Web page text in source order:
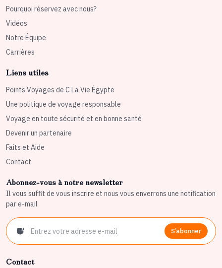
Pourquoi réservez avec nous?
Vidéos
Notre Équipe
Carrières
Liens utiles
Points Voyages de C La Vie Égypte
Une politique de voyage responsable
Voyage en toute sécurité et en bonne santé
Devenir un partenaire
Faits et Aide
Contact
Abonnez-vous à notre newsletter
Il vous suffit de vous inscrire et nous vous enverrons une notification
par e-mail
S’abonner
Contact